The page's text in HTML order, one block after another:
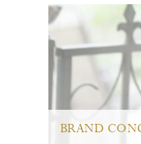
BRAND